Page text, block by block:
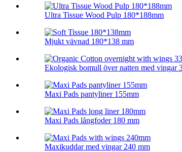
Ultra Tissue Wood Pulp 180*188mm
Mjukt vävnad 180*138 mm
Ekologisk bomull över natten med vingar
Maxi Pads pantyliner 155mm
Maxi Pads långfoder 180 mm
Maxikuddar med vingar 240 mm